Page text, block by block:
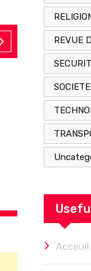
ACTUALITE
août 3, 2026
Ceuta, ou le
REVUE
SOCIETE
Acceuil